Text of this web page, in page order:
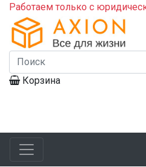
Работаем только с
Корзина